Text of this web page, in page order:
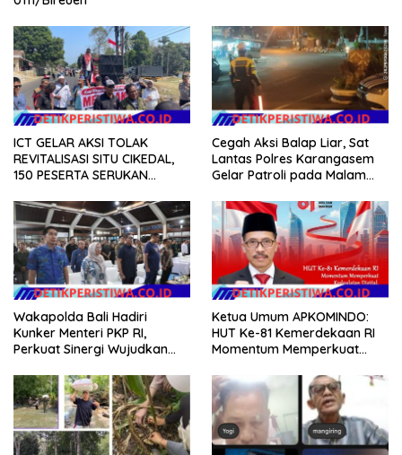
ICT GELAR AKSI TOLAK
REVITALISASI SITU CIKEDAL,
150 PESERTA SERUKAN
Cegah Aksi Balap Liar, Sat
Lantas Polres Karangasem
Gelar Patroli pada Malam
Wakapolda Bali Hadiri
Kunker Menteri PKP RI,
Perkuat Sinergi Wujudkan
Masyarakat
Ketua Umum APKOMINDO:
HUT Ke-81 Kemerdekaan RI
Momentum Memperkuat
Teknologi, dan Kepastian
Hukum Menuju Indonesia
Emas 2045